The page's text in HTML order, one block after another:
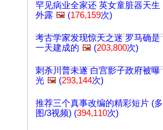
罕见病业全家还 英女童脏器天生
外露 🖼️ (176,159次)
考古学家发现惊天之迷 罗马确是
一天建成的 🖼️ (203,800次)
刺杀川普未遂 白宫影子政府被曝
光 🖼️ (293,144次)
推荐三个真事改编的精彩短片 (多
图/3视频) (394,110次)